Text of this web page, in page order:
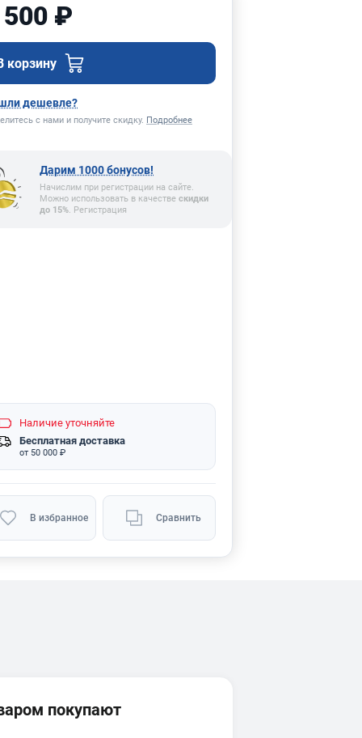
₽
корзину
дешевле?
с нами и получите скидку. Подробнее
Дарим 1000 бонусов!
Начислим при регистрации на сайте.
Можно использовать в качестве скидки
до 15%. Регистрация
Наличие уточняйте
Бесплатная доставка
от 50 000 ₽
В избранное Сравнить
покупают